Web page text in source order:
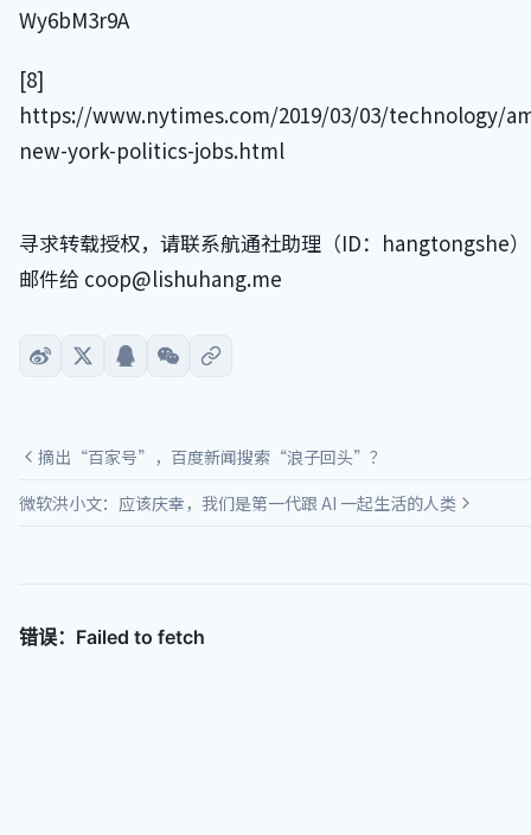
Wy6bM3r9A
[8]
https://www.nytimes.com/2019/03/03/technology/
new-york-politics-jobs.html
寻求转载授权，请联系航通社助理（ID：hangtongshe
邮件给 coop@lishuhang.me
摘出“百家号”，百度新闻搜索“浪子回头”？
微软洪小文：应该庆幸，我们是第一代跟 AI 一起生活的人类